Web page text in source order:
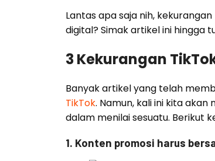
Lantas apa saja nih,
digital? Simak artikel ini hingga
3 Kekurangan
Banyak artikel yang telah
TikTok. Namun, kali ini kita
dalam menilai sesuatu. Berikut
1. Konten promosi harus